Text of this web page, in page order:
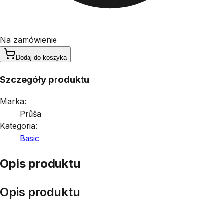
Na zamówienie
Dodaj do koszyka
Szczegóły produktu
Marka:
Průša
Kategoria:
Basic
Opis produktu
Opis produktu